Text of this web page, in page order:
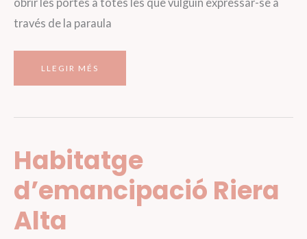
través de la paraula
CONCURS
LLEGIR MÉS
Habitatge
d’emancipació Riera
Alta